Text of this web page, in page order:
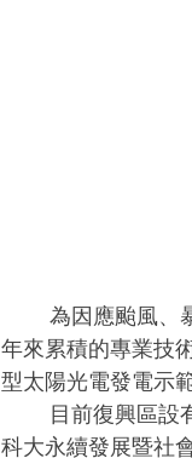
年來累積的專業技
型太陽光電發電示
科大永續發展暨社